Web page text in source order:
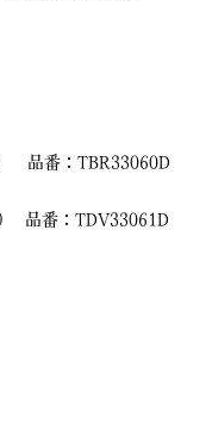
） 品番：TBR33060D
品番：TDV33061D